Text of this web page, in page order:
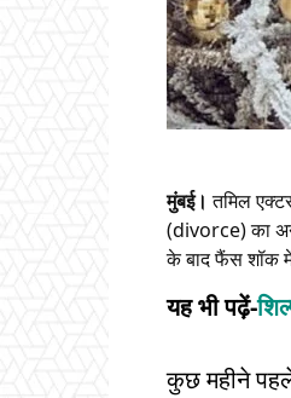
मुंबई। तमिल
(divorce) का
के बाद फैंस शॉक में
यह भी पढ़ें-
कुछ महीने